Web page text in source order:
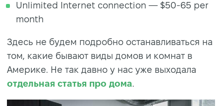
Unlimited Internet connection — $50-65 per
month
Здесь не будем подробно останавливаться на
том, какие бывают виды домов и комнат в
Америке. Не так давно у нас уже выходала
отдельная статья про дома.